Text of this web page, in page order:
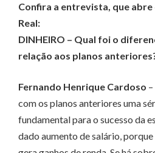
Confira a entrevista, que abre
Real:
DINHEIRO – Qual foi o
relação aos planos
Fernando Henrique Cardoso
com os planos anteriores uma
fundamental para o sucesso da
dado aumento de salário,